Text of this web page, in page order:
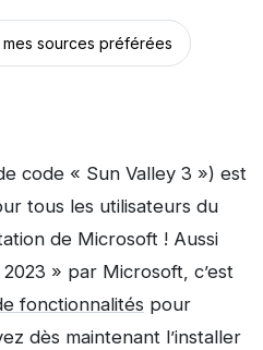
sources préférées
code « Sun Valley 3 ») est
tous les utilisateurs du
de Microsoft ! Aussi
» par Microsoft, c’est
fonctionnalités pour
dès maintenant l’installer